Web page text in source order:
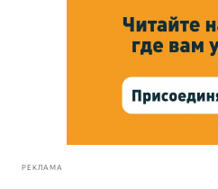
РЕКЛАМА